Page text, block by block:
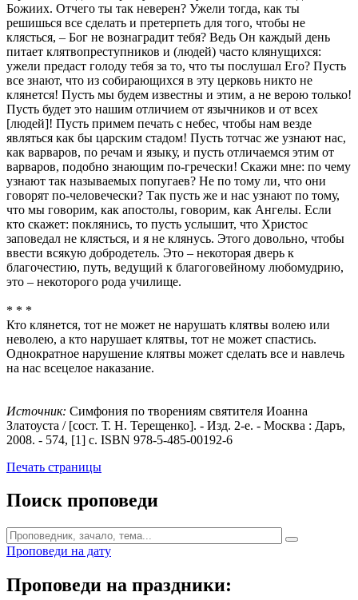
Божиих. Отчего ты так неверен? Ужели тогда, как ты
решишься все сделать и претерпеть для того, чтобы не
клясться, – Бог не вознаградит тебя? Ведь Он каждый день
питает клятвопреступников и (людей) часто клянущихся:
ужели предаст голоду тебя за то, что ты послушал Его? Пусть
все знают, что из собирающихся в эту церковь никто не
клянется! Пусть мы будем известны и этим, а не верою только!
Пусть будет это нашим отличием от язычников и от всех
[людей]! Пусть примем печать с небес, чтобы нам везде
являться как бы царским стадом! Пусть тотчас же узнают нас,
как варваров, по речам и языку, и пусть отличаемся этим от
варваров, подобно знающим по-гречески! Скажи мне: по чему
узнают так называемых попугаев? Не по тому ли, что они
говорят по-человечески? Так пусть же и нас узнают по тому,
что мы говорим, как апостолы, говорим, как Ангелы. Если
кто скажет: поклянись, то пусть услышит, что Христос
заповедал не клясться, и я не клянусь. Этого довольно, чтобы
ввести всякую добродетель. Это – некоторая дверь к
благочестию, путь, ведущий к благоговейному любомудрию,
это – некоторого рода училище.
* * *
Кто клянется, тот не может не нарушать клятвы волею или
неволею, а кто нарушает клятвы, тот не может спастись.
Однократное нарушение клятвы может сделать все и навлечь
на нас всецелое наказание.
Источник: Симфония по творениям святителя Иоанна
Златоуста / [сост. Т. Н. Терещенко]. - Изд. 2-е. - Москва : Даръ,
2008. - 574, [1] с. ISBN 978-5-485-00192-6
Печать страницы
Поиск проповеди
Проповеди на дату
Проповеди на праздники: